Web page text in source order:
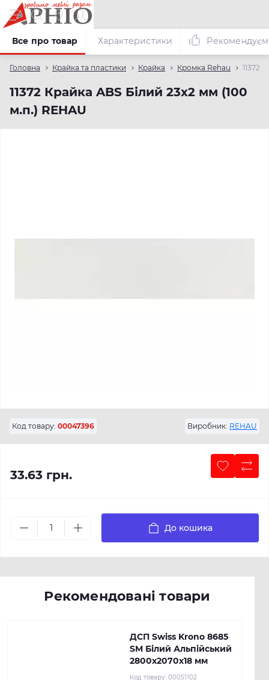
Головна Крайка та пластики Крайка Кромка Rehau 11372
11372 Крайка ABS Білий 23х2 мм (100
м.п.) REHAU
Все про товар Характеристики
Код товару: 00047396 Виробник: REHAU
33.63 грн.
До кошика
Рекомендовані товари
ДСП Swiss Krono 8685
SM Білий Альпійський
2800х2070х18 мм
Код товару: 00051102